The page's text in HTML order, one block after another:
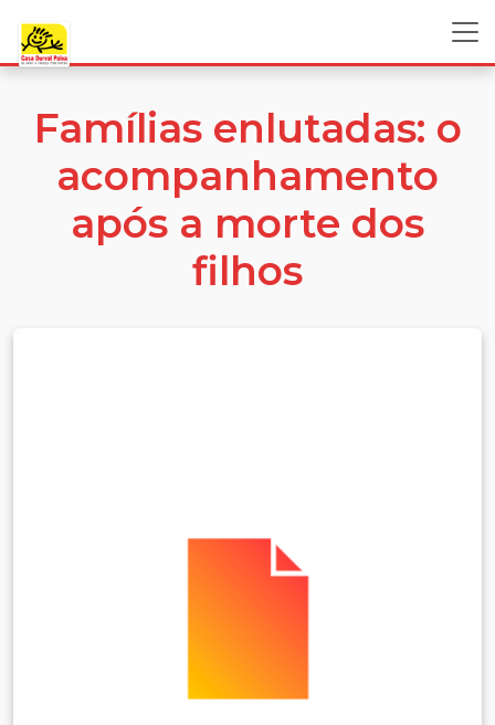
Famílias enlutadas: o
acompanhamento
após a morte dos
filhos